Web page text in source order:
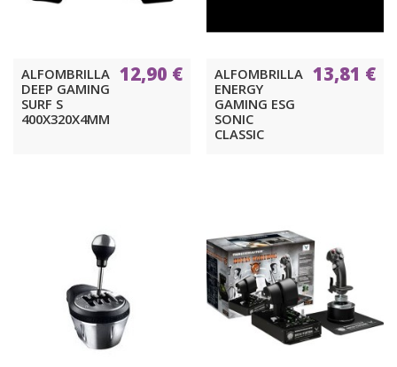
ALFOMBRILLA
DEEP GAMING
SURF S
400X320X4MM
12,90 €
ALFOMBRILLA
ENERGY
GAMING ESG
SONIC
CLASSIC
13,81 €